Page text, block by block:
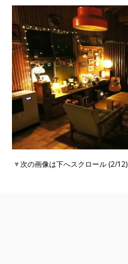
▼次の画像は下へスクロール (2/12)